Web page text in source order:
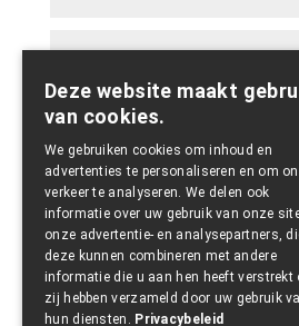
1 + 13=
Deze website maakt
van cookies.
We gebruiken cookies om inhoud en
advertenties te personaliseren en om
verkeer te analyseren. We delen ook
informatie over uw gebruik van onze
onze advertentie- en analysepartners,
deze kunnen combineren met andere
informatie die u aan hen heeft verstrekt
zij hebben verzameld door uw gebruik
hun diensten. Privacybeleid